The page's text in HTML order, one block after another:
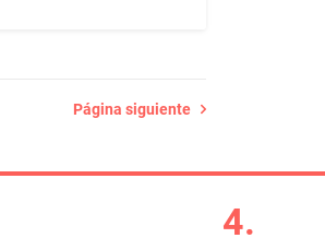
Página siguiente